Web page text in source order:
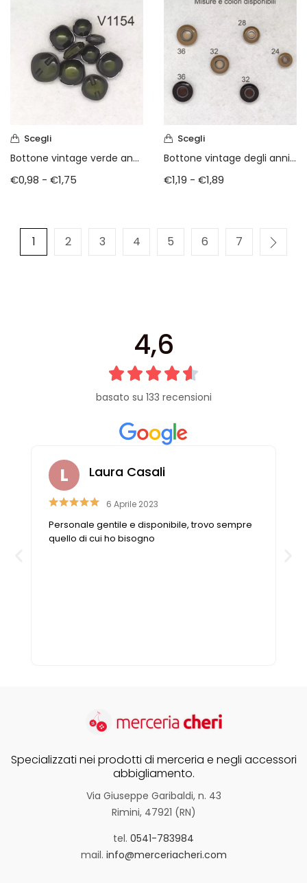
Scegli
Bottone vintage verde anni 80
€0,98 - €1,75
Scegli
Bottone vintage degli anni 70
€1,19 - €1,89
1 2 3 4 5 6 7
4,6
basato su 133 recensioni
Laura Casali
6 Aprile 2023
Personale gentile e disponibile, trovo sempre
quello di cui ho bisogno
Specializzati nei prodotti di merceria e negli accessori
abbigliamento.
Via Giuseppe Garibaldi, n. 43
Rimini, 47921 (RN)
tel. 0541-783984
mail. info@merceriacheri.com